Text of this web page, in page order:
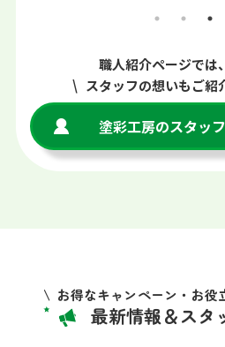
職人紹介ページでは
スタッフの想いもご紹
塗彩工房のスタッ
お得なキャンペーン・お役
最新情報＆スタ